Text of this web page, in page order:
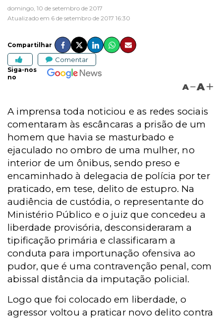
domingo, 10 de setembro de 2017
Atualizado em 6 de setembro de 2017 16:30
Compartilhar
Comentar
Siga-nos
no
A A
A imprensa toda noticiou e as redes sociais
comentaram às escâncaras a prisão de um
homem que havia se masturbado e
ejaculado no ombro de uma mulher, no
interior de um ônibus, sendo preso e
encaminhado à delegacia de polícia por ter
praticado, em tese, delito de estupro. Na
audiência de custódia, o representante do
Ministério Público e o juiz que concedeu a
liberdade provisória, desconsideraram a
tipificação primária e classificaram a
conduta para importunação ofensiva ao
pudor, que é uma contravenção penal, com
abissal distância da imputação policial.
Logo que foi colocado em liberdade, o
agressor voltou a praticar novo delito contra